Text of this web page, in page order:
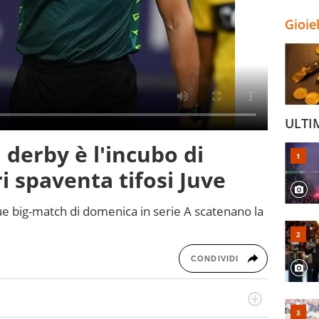
è l'incubo di
spaventa tifosi Juve
big-match di domenica in serie A scatenano la
CONDIVIDI